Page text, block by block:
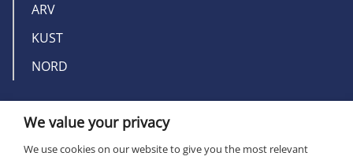
ARV
KUST
NORD
OM MILLERS
KONTAKT
We value your privacy
We use cookies on our website to give you the most relevant